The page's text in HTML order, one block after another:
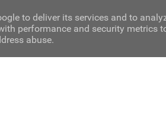
to deliver its services and to
performance and security metrics
abuse.